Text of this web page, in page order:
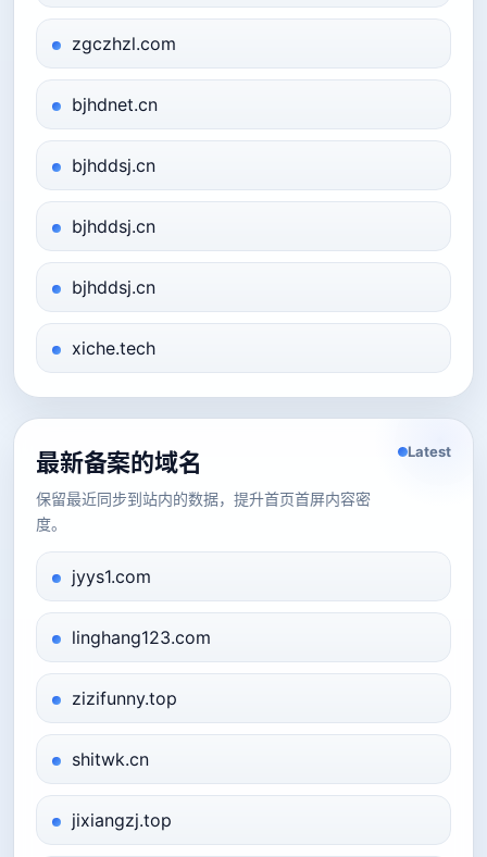
zgczhzl.com
bjhdnet.cn
bjhddsj.cn
bjhddsj.cn
bjhddsj.cn
xiche.tech
最新备案的域名
保留最近同步到站内的数据，提升首页首屏内容密
度。
Latest
jyys1.com
linghang123.com
zizifunny.top
shitwk.cn
jixiangzj.top